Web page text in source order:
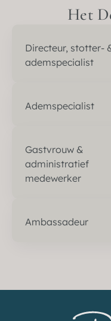
Het
Directeur, stotter-
ademspecialist
Ademspecialist
Gastvrouw &
administratief
medewerker
Ambassadeur